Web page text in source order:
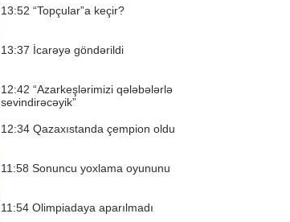
13:52 “Topçular”a keçir?
13:37 İcarəyə göndərildi
12:42 “Azarkeşlərimizi qələbələrlə
sevindirəcəyik”
12:34 Qazaxıstanda çempion oldu
11:58 Sonuncu yoxlama oyununu
11:54 Olimpiadaya aparılmadı